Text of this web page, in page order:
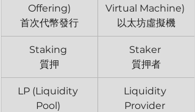
Offering)
首次代幣發行
Virtual Machine)
以太坊虛擬機
Staking
質押
Staker
質押者
LP (Liquidity
Pool)
Liquidity
Provider